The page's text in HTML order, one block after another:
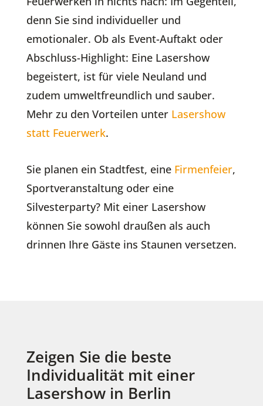
denn Sie sind individueller und
emotionaler. Ob als Event-Auftakt oder
Abschluss-Highlight: Eine Lasershow
begeistert, ist für viele Neuland und
zudem umweltfreundlich und sauber.
Mehr zu den Vorteilen unter Lasershow
statt Feuerwerk.
Sie planen ein Stadtfest, eine Firmenfeier,
Sportveranstaltung oder eine
Silvesterparty? Mit einer Lasershow
können Sie sowohl draußen als auch
drinnen Ihre Gäste ins Staunen versetzen.
Zeigen Sie die beste
Individualität mit einer
Lasershow in Berlin